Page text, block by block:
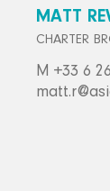
MATT
CHARTER
M +33 6